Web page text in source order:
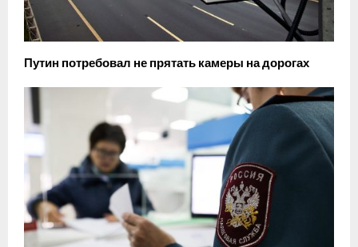
Путин потребовал не прятать камеры на дорогах